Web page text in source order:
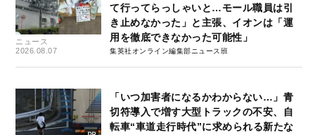
ニュース
2026.08.07
て行ってらっしゃいと…モール職員は引
き止めなかった」と主張、イオンは「運
用を徹底できなかった可能性」
集英社オンライン編集部ニュース班
「いつ加害者になるかわからない…」青
切符導入で増す大型トラックの不安、自
転車“車道走行時代”に求められる新たな